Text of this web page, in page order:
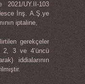
2021/UY.II-103
İnş. A.Ş.ye
iptaline,
gerekçeler
2, 3 ve 4’üncü
iddialarının